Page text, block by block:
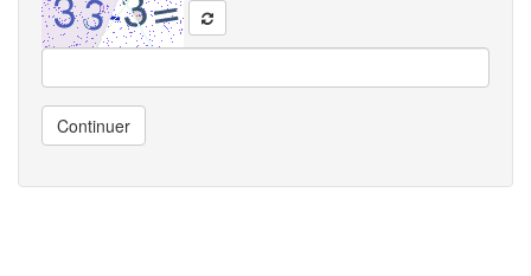
Continuer